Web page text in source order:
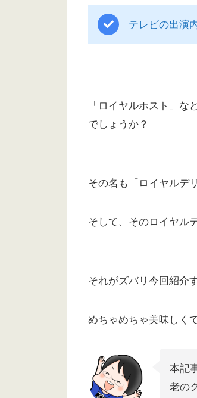
テレビの出演
「ロイヤルホスト」
でしょうか？
その名も「ロイヤルデ
そして、そのロイヤル
それがズバリ今回紹介
めちゃめちゃ美味しく
本記
老の